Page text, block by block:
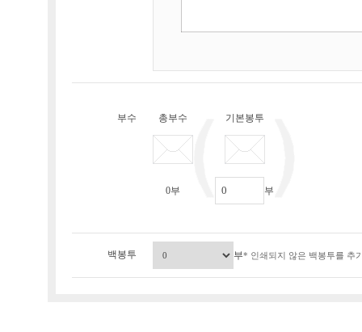
부수 총부수
0부
기본봉투
부
백봉투 부* 인쇄되지 않은 백봉투를 추